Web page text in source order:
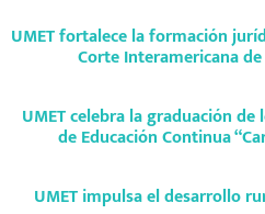
UMET fortalece la formación
Corte Interamericana
UMET celebra la graduación
de Educación Continua
UMET impulsa el desarrollo